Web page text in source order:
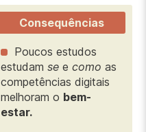
Consequências
Poucos estudos
estudam se e como as
competências digitais
melhoram o bem-
estar.